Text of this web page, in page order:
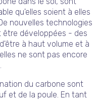
qu'elles soient à elles
nouvelles technologies
être développées - des
à haut volume et à
ne sont pas encore
du carbone sont
et de la poule. En tant